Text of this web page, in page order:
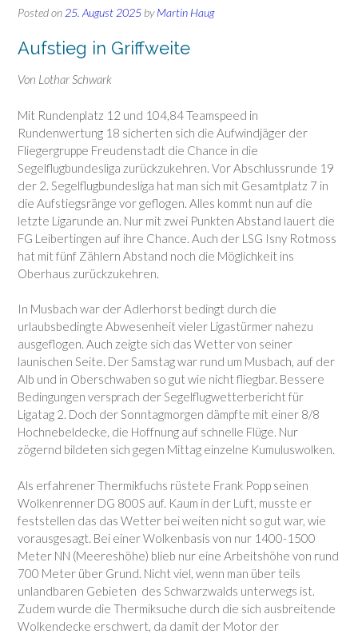
Posted on 25. August 2025 byMartin Haug
Aufstieg in Griffweite
Von Lothar Schwark
Mit Rundenplatz 12 und 104,84 Teamspeed in
Rundenwertung 18 sicherten sich die Aufwindjäger der
Fliegergruppe Freudenstadt die Chance in die
Segelflugbundesliga zurückzukehren. Vor Abschlussrunde 19
der 2. Segelflugbundesliga hat man sich mit Gesamtplatz 7 in
die Aufstiegsränge vor geflogen. Alles kommt nun auf die
letzte Ligarunde an. Nur mit zwei Punkten Abstand lauert die
FG Leibertingen auf ihre Chance. Auch der LSG Isny Rotmoss
hat mit fünf Zählern Abstand noch die Möglichkeit ins
Oberhaus zurückzukehren.
In Musbach war der Adlerhorst bedingt durch die
urlaubsbedingte Abwesenheit vieler Ligastürmer nahezu
ausgeflogen. Auch zeigte sich das Wetter von seiner
launischen Seite. Der Samstag war rund um Musbach, auf der
Alb und in Oberschwaben so gut wie nicht fliegbar. Bessere
Bedingungen versprach der Segelflugwetterbericht für
Ligatag 2. Doch der Sonntagmorgen dämpfte mit einer 8/8
Hochnebeldecke, die Hoffnung auf schnelle Flüge. Nur
zögernd bildeten sich gegen Mittag einzelne Kumuluswolken.
Als erfahrener Thermikfuchs rüstete Frank Popp seinen
Wolkenrenner DG 800S auf. Kaum in der Luft, musste er
feststellen das das Wetter bei weiten nicht so gut war, wie
vorausgesagt. Bei einer Wolkenbasis von nur 1400-1500
Meter NN (Meereshöhe) blieb nur eine Arbeitshöhe von rund
700 Meter über Grund. Nicht viel, wenn man über teils
unlandbaren Gebieten des Schwarzwalds unterwegs ist.
Zudem wurde die Thermiksuche durch die sich ausbreitende
Wolkendecke erschwert, da damit der Motor der